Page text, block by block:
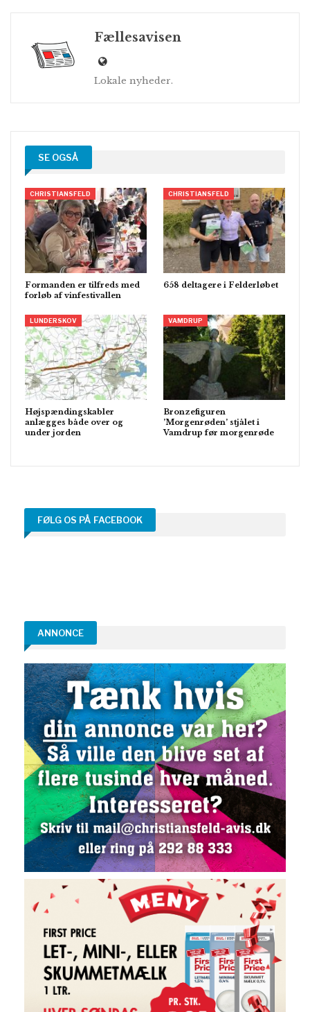
Fællesavisen
Lokale nyheder.
SE OGSÅ
CHRISTIANSFELD
Formanden er tilfreds med
forløb af vinfestivallen
CHRISTIANSFELD
658 deltagere i Felderløbet
LUNDERSKOV
Højspændingskabler
anlægges både over og
under jorden
VAMDRUP
Bronzefiguren
’Morgenrøden’ stjålet i
Vamdrup før morgenrøde
FØLG OS PÅ FACEBOOK
ANNONCE